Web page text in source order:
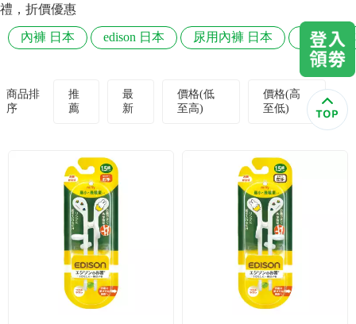
保健／營養品
美容／個人清潔
食品／健康食補
收藏清單
優惠券領取
禮，折價優惠
內褲 日本 edison 日本 尿用內褲 日本 學習筷
商品排
序
推
薦
最
新
價格(低
至高)
價格(高
至低)